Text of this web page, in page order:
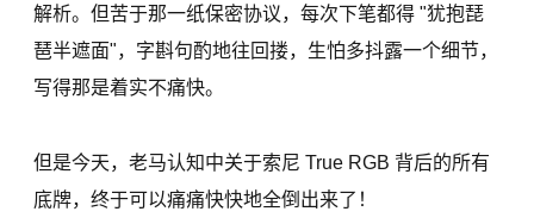
解析。但苦于那一纸保密协议，每次下笔都得 "犹抱琵
琶半遮面"，字斟句酌地往回搂，生怕多抖露一个细节，
写得那是着实不痛快。
但是今天，老马认知中关于索尼 True RGB 背后的所有
底牌，终于可以痛痛快快地全倒出来了！